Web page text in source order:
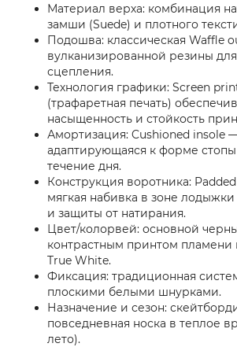
Материал верха: комбинация
замши (Suede) и плотного
Подошва: классическая Waffle
вулканизированной резины
сцепления.
Технология графики: Screen
(трафаретная печать)
насыщенность и стойкость
Амортизация: Cushioned insole
адаптирующаяся к форме
течение дня.
Конструкция воротника:
мягкая набивка в зоне
и защиты от натирания.
Цвет/колорвей: основной
контрастным принтом пламени
True White.
Фиксация: традиционная
плоскими белыми шнурками.
Назначение и сезон:
повседневная носка в теплое
лето).